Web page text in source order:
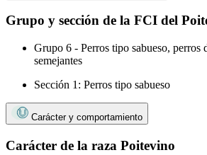
Grupo y sección de la FCI del
Grupo 6 - Perros tipo sabueso, perros
semejantes
Sección 1: Perros tipo sabueso
Carácter y comportamiento
Carácter de la raza Poitevino